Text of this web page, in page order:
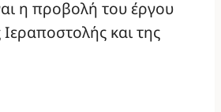
η προβολή του έργου
και της